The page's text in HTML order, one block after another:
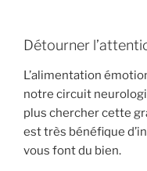
Détourner
L’alimentation
notre circuit
plus chercher cette
est très bénéfique
vous font du bien.